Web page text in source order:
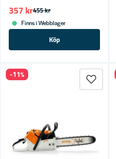
455 kr
357 kr
Finns i Webblager
Köp
-11%